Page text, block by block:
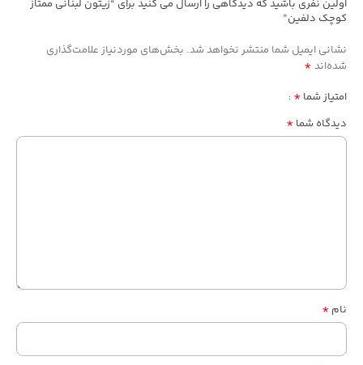
اولین نفری باشید که دیدگاهی را ارسال می کنید برای “زیتون لبنانی ممتاز
کوچک دلفین”
نشانی ایمیل شما منتشر نخواهد شد. بخش‌های موردنیاز علامت‌گذاری
شده‌اند *
امتیاز شما *
دیدگاه شما *
نام *